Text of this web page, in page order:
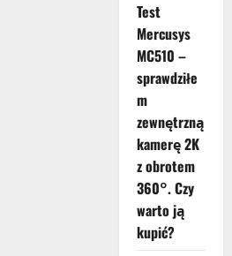
Test
Mercusys
MC510 –
sprawdziłe
m
zewnętrzną
kamerę 2K
z obrotem
360°. Czy
warto ją
kupić?